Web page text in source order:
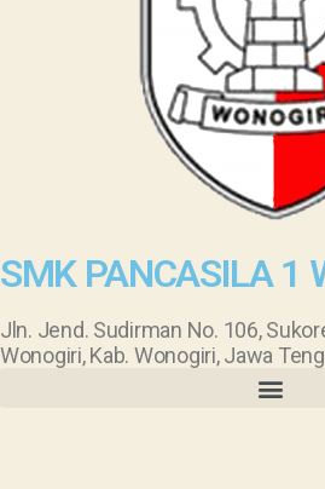
SMK PANCASILA 1
Jln. Jend. Sudirman No. 106,
Wonogiri, Kab. Wonogiri, Jawa